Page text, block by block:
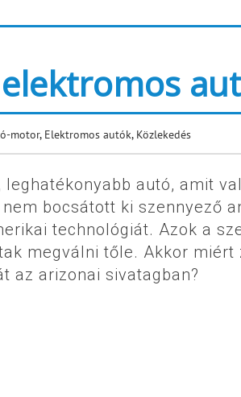
motor, Elektromos autók, Közlekedés
autó, amit
bocsátott ki szennyező
technológiát. Azok a
megválni tőle. Akkor miért
az arizonai sivatagban?